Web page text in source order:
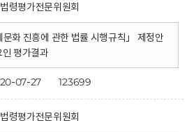
법령평가전문위원회
문화 진흥에 관한 법률 시행규칙」 제정안
평가결과
07-27 123699
법령평가전문위원회